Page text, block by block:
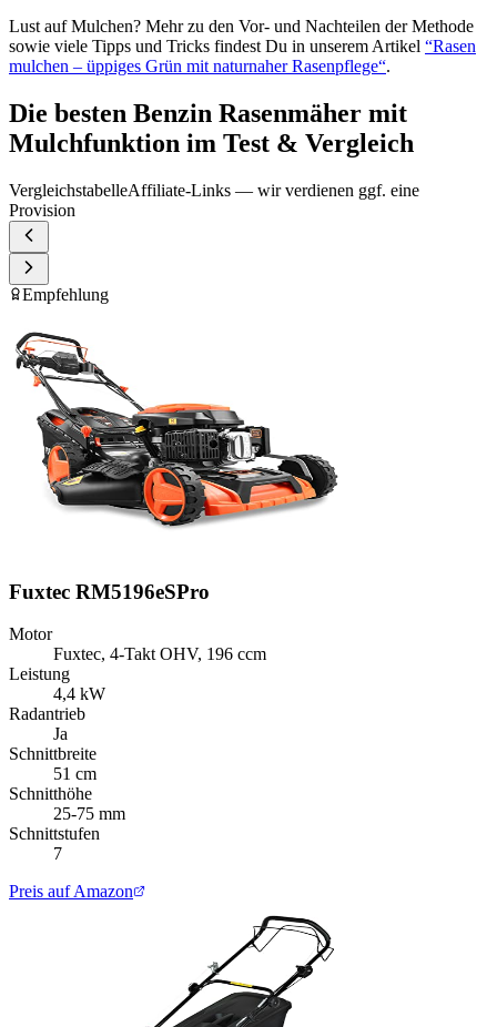
Lust auf Mulchen? Mehr zu den Vor- und Nachteilen der Methode
sowie viele Tipps und Tricks findest Du in unserem Artikel “Rasen
mulchen – üppiges Grün mit naturnaher Rasenpflege“.
Die besten Benzin Rasenmäher mit
Mulchfunktion im Test & Vergleich
VergleichstabelleAffiliate-Links — wir verdienen ggf. eine
Provision
Empfehlung
Fuxtec RM5196eSPro
Motor
Fuxtec, 4-Takt OHV, 196 ccm
Leistung
4,4 kW
Radantrieb
Ja
Schnittbreite
51 cm
Schnitthöhe
25-75 mm
Schnittstufen
7
Preis auf Amazon